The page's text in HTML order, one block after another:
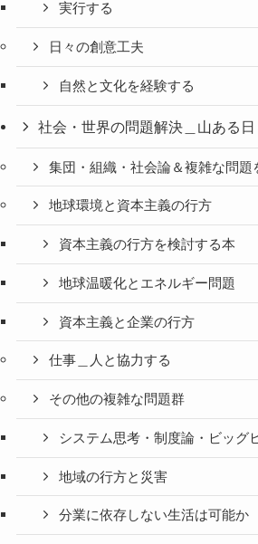
実行する
日々の創意工夫
自然と文化を経験する
社会・世界の問題解決＿山ある
集団・組織・社会論＆複雑な問題
地球環境と資本主義の行方
資本主義の行方を検討する本
地球温暖化とエネルギー問題
資本主義と企業の行方
仕事＿人と協力する
その他の複雑な問題群
システム思考・制度論・ビッグ
地域の行方と災害
分業に依存しない生活は可能か